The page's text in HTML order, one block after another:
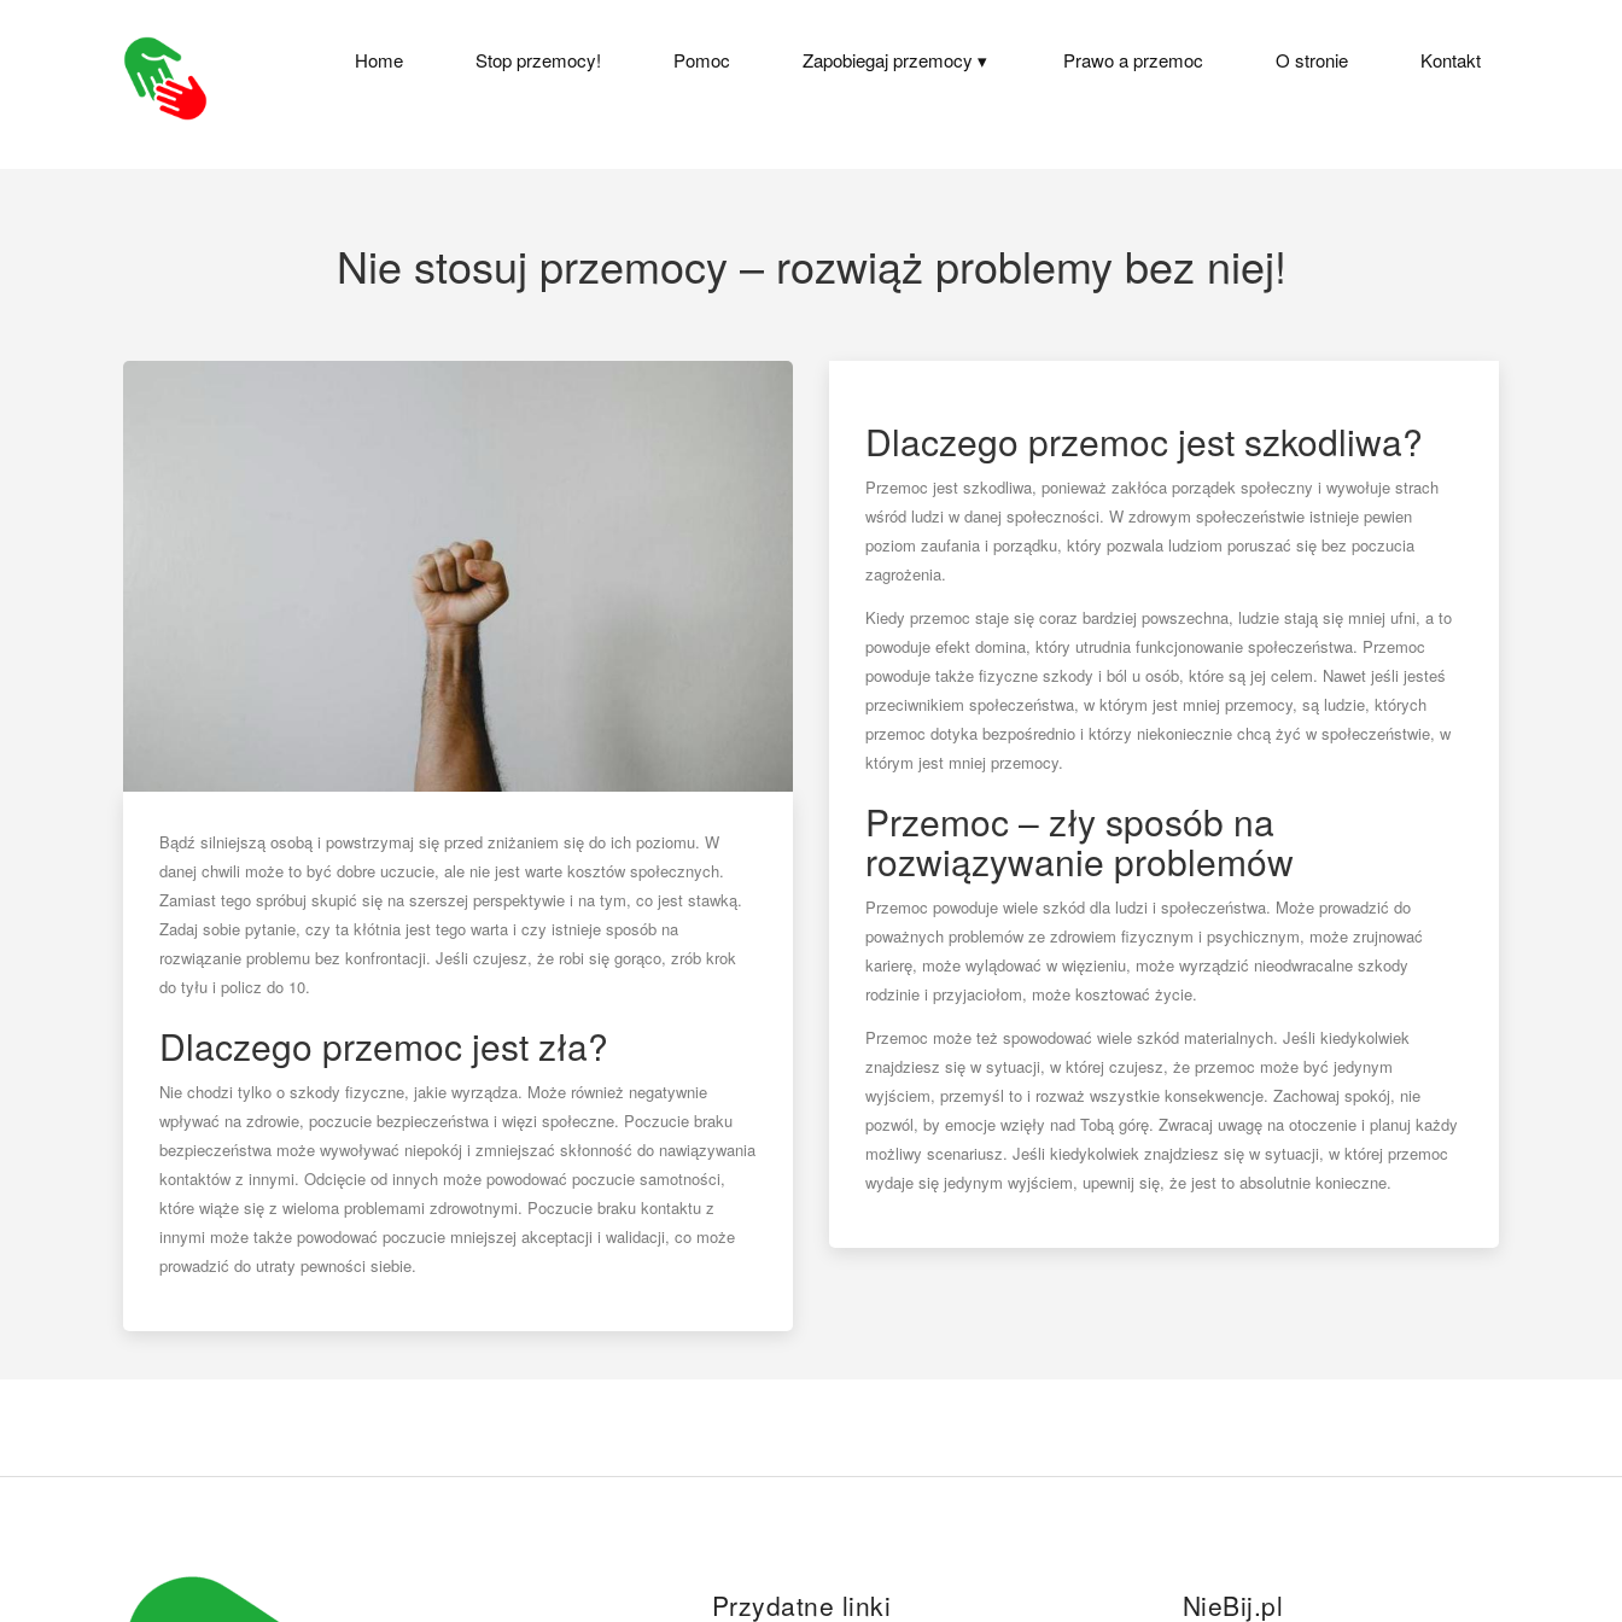
Home Stop przemocy! Pomoc Zapobiegaj przemocy Prawo a przemoc O stronie Kontakt
Nie stosuj przemocy – rozwiąż problemy bez niej!
Bądź silniejszą osobą i powstrzymaj się przed zniżaniem się do ich poziomu. W
danej chwili może to być dobre uczucie, ale nie jest warte kosztów społecznych.
Zamiast tego spróbuj skupić się na szerszej perspektywie i na tym, co jest stawką.
Zadaj sobie pytanie, czy ta kłótnia jest tego warta i czy istnieje sposób na
rozwiązanie problemu bez konfrontacji. Jeśli czujesz, że robi się gorąco, zrób krok
do tyłu i policz do 10.
Dlaczego przemoc jest zła?
Nie chodzi tylko o szkody fizyczne, jakie wyrządza. Może również negatywnie
wpływać na zdrowie, poczucie bezpieczeństwa i więzi społeczne. Poczucie braku
bezpieczeństwa może wywoływać niepokój i zmniejszać skłonność do nawiązywania
kontaktów z innymi. Odcięcie od innych może powodować poczucie samotności,
które wiąże się z wieloma problemami zdrowotnymi. Poczucie braku kontaktu z
innymi może także powodować poczucie mniejszej akceptacji i walidacji, co może
prowadzić do utraty pewności siebie.
Dlaczego przemoc jest szkodliwa?
Przemoc jest szkodliwa, ponieważ zakłóca porządek społeczny i wywołuje strach
wśród ludzi w danej społeczności. W zdrowym społeczeństwie istnieje pewien
poziom zaufania i porządku, który pozwala ludziom poruszać się bez poczucia
zagrożenia.
Kiedy przemoc staje się coraz bardziej powszechna, ludzie stają się mniej ufni, a to
powoduje efekt domina, który utrudnia funkcjonowanie społeczeństwa. Przemoc
powoduje także fizyczne szkody i ból u osób, które są jej celem. Nawet jeśli jesteś
przeciwnikiem społeczeństwa, w którym jest mniej przemocy, są ludzie, których
przemoc dotyka bezpośrednio i którzy niekoniecznie chcą żyć w społeczeństwie, w
którym jest mniej przemocy.
Przemoc – zły sposób na
rozwiązywanie problemów
Przemoc powoduje wiele szkód dla ludzi i społeczeństwa. Może prowadzić do
poważnych problemów ze zdrowiem fizycznym i psychicznym, może zrujnować
karierę, może wylądować w więzieniu, może wyrządzić nieodwracalne szkody
rodzinie i przyjaciołom, może kosztować życie.
Przemoc może też spowodować wiele szkód materialnych. Jeśli kiedykolwiek
znajdziesz się w sytuacji, w której czujesz, że przemoc może być jedynym
wyjściem, przemyśl to i rozważ wszystkie konsekwencje. Zachowaj spokój, nie
pozwól, by emocje wzięły nad Tobą górę. Zwracaj uwagę na otoczenie i planuj każdy
możliwy scenariusz. Jeśli kiedykolwiek znajdziesz się w sytuacji, w której przemoc
wydaje się jedynym wyjściem, upewnij się, że jest to absolutnie konieczne.
Przydatne linki NieBij.pl